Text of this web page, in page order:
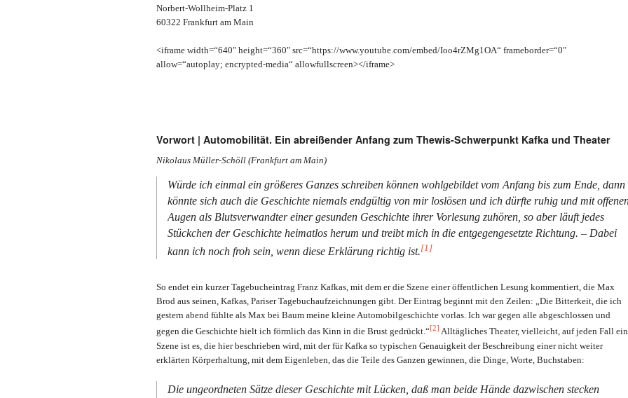
Norbert-Wollheim-Platz 1
60322 Frankfurt am Main
<iframe width=“640″ height=“360″ src=“https://www.youtube.com/embed/Ioo4rZMg1OA“ frameborder=“0″
allow=“autoplay; encrypted-media“ allowfullscreen></iframe>
Vorwort | Automobilität. Ein abreißender Anfang zum Thewis-Schwerpunkt Kafka und Theater
Nikolaus Müller-Schöll (Frankfurt am Main)
Würde ich einmal ein größeres Ganzes schreiben können wohlgebildet vom Anfang bis zum Ende, dann
könnte sich auch die Geschichte niemals endgültig von mir loslösen und ich dürfte ruhig und mit
Augen als Blutsverwandter einer gesunden Geschichte ihrer Vorlesung zuhören, so aber läuft jedes
Stückchen der Geschichte heimatlos herum und treibt mich in die entgegengesetzte Richtung. – Dabei
kann ich noch froh sein, wenn diese Erklärung richtig ist.[1]
So endet ein kurzer Tagebucheintrag Franz Kafkas, mit dem er die Szene einer öffentlichen Lesung kommentiert, die Max
Brod aus seinen, Kafkas, Pariser Tagebuchaufzeichnungen gibt. Der Eintrag beginnt mit den Zeilen: „Die Bitterkeit, die ich
gestern abend fühlte als Max bei Baum meine kleine Automobilgeschichte vorlas. Ich war gegen alle abgeschlossen und
gegen die Geschichte hielt ich förmlich das Kinn in die Brust gedrückt.“[2] Alltägliches Theater, vielleicht, auf jeden Fall
Szene ist es, die hier beschrieben wird, mit der für Kafka so typischen Genauigkeit der Beschreibung einer nicht weiter
erklärten Körperhaltung, mit dem Eigenleben, das die Teile des Ganzen gewinnen, die Dinge, Worte, Buchstaben:
Die ungeordneten Sätze dieser Geschichte mit Lücken, daß man beide Hände dazwischen stecken